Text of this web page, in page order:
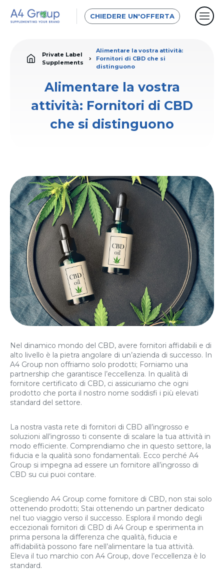
CHIEDERE UN'OFFERTA
Private Label
Supplements
Alimentare la vostra attività:
Fornitori di CBD che si
distinguono
Alimentare la vostra
attività: Fornitori di CBD
che si distinguono
Nel dinamico mondo del CBD, avere fornitori affidabili e di
alto livello è la pietra angolare di un’azienda di successo. In
A4 Group non offriamo solo prodotti; Forniamo una
partnership che garantisce l’eccellenza. In qualità di
fornitore certificato di CBD, ci assicuriamo che ogni
prodotto che porta il nostro nome soddisfi i più elevati
standard del settore.
La nostra vasta rete di fornitori di CBD all’ingrosso e
soluzioni all’ingrosso ti consente di scalare la tua attività in
modo efficiente. Comprendiamo che in questo settore, la
fiducia e la qualità sono fondamentali. Ecco perché A4
Group si impegna ad essere un fornitore all’ingrosso di
CBD su cui puoi contare.
Scegliendo A4 Group come fornitore di CBD, non stai solo
ottenendo prodotti; Stai ottenendo un partner dedicato
nel tuo viaggio verso il successo. Esplora il mondo degli
eccezionali fornitori di CBD di A4 Group e sperimenta in
prima persona la differenza che qualità, fiducia e
affidabilità possono fare nell’alimentare la tua attività.
Eleva il tuo marchio con A4 Group, dove l’eccellenza è lo
standard.